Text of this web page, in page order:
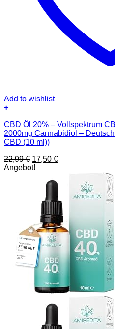
Add to wishlist
+
CBD Öl 20% – Vollspektrum
2000mg Cannabidiol –
CBD (10 ml))
22,99€ Ursprünglicher
Preis
22,99 €
17,50 €Aktueller
17,50 €.
Angebot!